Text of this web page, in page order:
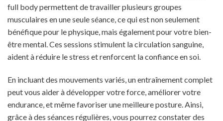
full body permettent de travailler plusieurs groupes
musculaires en une seule séance, ce qui est non seulement
bénéfique pour le physique, mais également pour votre bien-
être mental. Ces sessions stimulent la circulation sanguine,
aident à réduire le stress et renforcent la confiance en soi.
En incluant des mouvements variés, un entraînement complet
peut vous aider à développer votre force, améliorer votre
endurance, et même favoriser une meilleure posture. Ainsi,
grâce à des séances régulières, vous pourrez constater des